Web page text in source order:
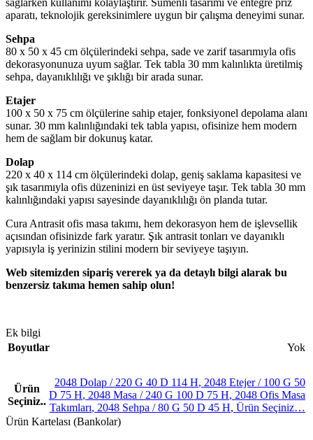
sağlarken kullanımı kolaylaştırır. Sümenli tasarımı ve entegre priz
aparatı, teknolojik gereksinimlere uygun bir çalışma deneyimi sunar.
Sehpa
80 x 50 x 45 cm ölçülerindeki sehpa, sade ve zarif tasarımıyla ofis
dekorasyonunuza uyum sağlar. Tek tabla 30 mm kalınlıkta üretilmiş
sehpa, dayanıklılığı ve şıklığı bir arada sunar.
Etajer
100 x 50 x 75 cm ölçülerine sahip etajer, fonksiyonel depolama alanı
sunar. 30 mm kalınlığındaki tek tabla yapısı, ofisinize hem modern
hem de sağlam bir dokunuş katar.
Dolap
220 x 40 x 114 cm ölçülerindeki dolap, geniş saklama kapasitesi ve
şık tasarımıyla ofis düzeninizi en üst seviyeye taşır. Tek tabla 30 mm
kalınlığındaki yapısı sayesinde dayanıklılığı ön planda tutar.
Cura Antrasit ofis masa takımı, hem dekorasyon hem de işlevsellik
açısından ofisinizde fark yaratır. Şık antrasit tonları ve dayanıklı
yapısıyla iş yerinizin stilini modern bir seviyeye taşıyın.
Web sitemizden sipariş vererek ya da detaylı bilgi alarak bu
benzersiz takıma hemen sahip olun!
Ek bilgi
Boyutlar
Yok
Ürün
Seçiniz..
2048 Dolap / 220 G 40 D 114 H, 2048 Etejer / 100 G 50
D 75 H, 2048 Masa / 240 G 100 D 75 H, 2048 Ofis Masa
Takımları, 2048 Sehpa / 80 G 50 D 45 H, Ürün Seçiniz…
Ürün Kartelası (Bankolar)